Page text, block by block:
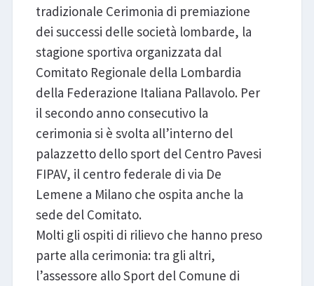
tradizionale Cerimonia di premiazione
dei successi delle società lombarde, la
stagione sportiva organizzata dal
Comitato Regionale della Lombardia
della Federazione Italiana Pallavolo. Per
il secondo anno consecutivo la
cerimonia si è svolta all’interno del
palazzetto dello sport del Centro Pavesi
FIPAV, il centro federale di via De
Lemene a Milano che ospita anche la
sede del Comitato.
Molti gli ospiti di rilievo che hanno preso
parte alla cerimonia: tra gli altri,
l’assessore allo Sport del Comune di